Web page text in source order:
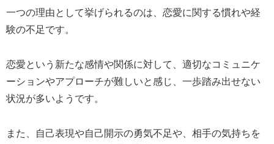
一つの理由として挙げられるのは、恋愛に関する慣れや経
験の不足です。
恋愛という新たな感情や関係に対して、適切なコミュニケ
ーションやアプローチが難しいと感じ、一歩踏み出せない
状況が多いようです。
また、自己表現や自己開示の勇気不足や、相手の気持ちを